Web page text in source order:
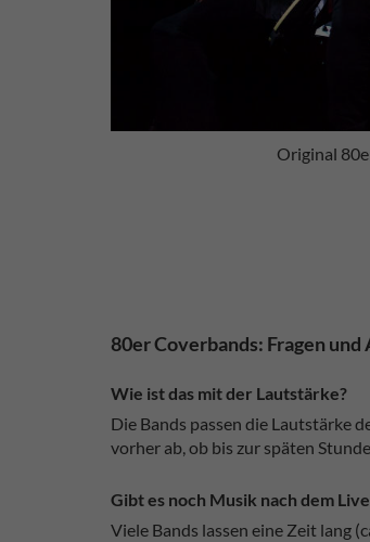
Original
80er Coverbands: Fragen
Wie ist das mit der Lautstärke?
Die Bands passen die Lautstärke
vorher ab, ob bis zur späten
Gibt es noch Musik nach dem
Viele Bands lassen eine Zeit lang